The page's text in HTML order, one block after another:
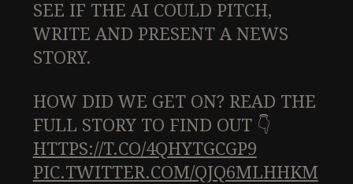
SEE IF THE AI COULD PITCH,
WRITE AND PRESENT A NEWS
STORY.
HOW DID WE GET ON? READ THE
FULL STORY TO FIND OUT 👇
HTTPS://T.CO/4QHYTGCGP9
PIC.TWITTER.COM/QJQ6MLHHKM